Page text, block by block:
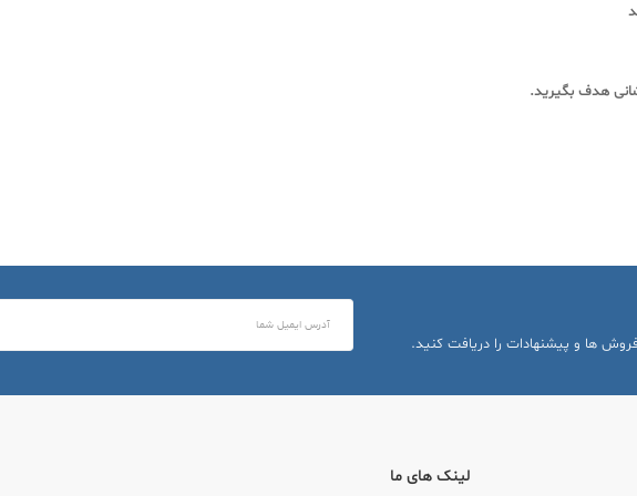
هدف بگیرید.
فروش ها و پیشنهادات را دریافت کنید.
لینک های ما